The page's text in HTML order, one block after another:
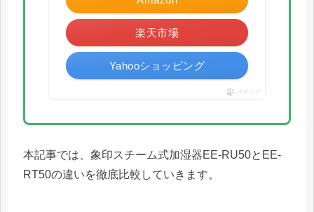
楽天市場
Yahooショッピング
ポチップ
本記事では、象印スチーム式加湿器EE-RU50とEE-
RT50の違いを徹底比較していきます。